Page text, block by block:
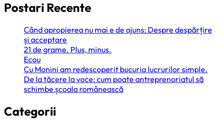
Postari Recente
Când apropierea nu mai e de ajuns: Despre despărțire
și acceptare
21 de grame. Plus, minus.
Ecou
Cu Monini am redescoperit bucuria lucrurilor simple.
De la tăcere la voce: cum poate antreprenoriatul să
schimbe școala românească
Categorii